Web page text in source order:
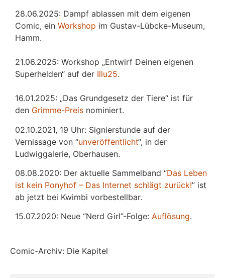
28.06.2025: Dampf ablassen mit dem eigenen
Comic, ein Workshop im Gustav-Lübcke-Museum,
Hamm.
21.06.2025: Workshop „Entwirf Deinen eigenen
Superhelden“ auf der Illu25.
16.01.2025: „Das Grundgesetz der Tiere“ ist für
den Grimme-Preis nominiert.
02.10.2021, 19 Uhr: Signierstunde auf der
Vernissage von “unveröffentlicht“, in der
Ludwiggalerie, Oberhausen.
08.08.2020: Der aktuelle Sammelband “Das Leben
ist kein Ponyhof – Das Internet schlägt zurück!” ist
ab jetzt bei Kwimbi vorbestellbar.
15.07.2020: Neue “Nerd Girl”-Folge: Auflösung.
Comic-Archiv: Die Kapitel